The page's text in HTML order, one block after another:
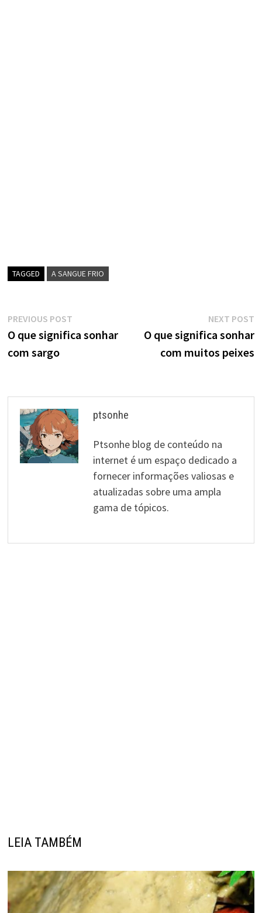
TAGGED A SANGUE FRIO
Navegação
de
artigos
PREVIOUS POSTPrevious
post:
O que significa sonhar
com sargo
NEXT POST
O que significa sonhar
com muitos peixes
ptsonhe
Ptsonhe blog de conteúdo na
internet é um espaço dedicado a
fornecer informações valiosas e
atualizadas sobre uma ampla
gama de tópicos.
LEIA TAMBÉM